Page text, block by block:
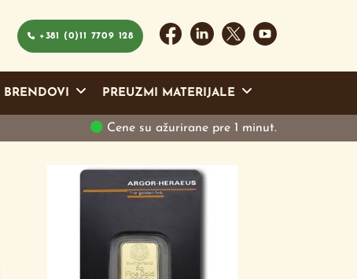
+381 (0)11 7709 128
BRENDOVI PREUZMI MATERIJALE
Cene su ažurirane pre 1 minut.